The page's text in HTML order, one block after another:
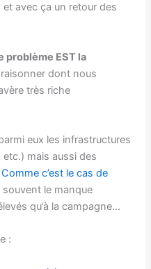
avec ça un retour des
problème EST la
dont nous
très riche
eux les infrastructures
mais aussi des
Comme c’est le cas de
le manque
qu’à la campagne…
: